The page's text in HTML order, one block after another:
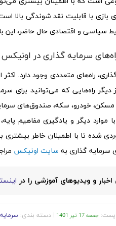
بازی با قابلیت نقد شوندگی بالا
سیاسی و اقتصادی حال حاضر، این
سرمایه گذاری در اونیکس
راه‌های متعددی وجود دارد. اکثر
دیگر راه‌هایی که می‌توانید برای
مسکن، خودرو، سکه، صندوق‌های
موارد دیگر و یادگیری مفاهیم
شده تا با اطمینان خاطر بیشتری
سرمایه گذاری به سایت اونیکس
اخبار و ویدیوهای آموزشی را در
پست: جمعه 17 تیر 1401 | دسته بندی: